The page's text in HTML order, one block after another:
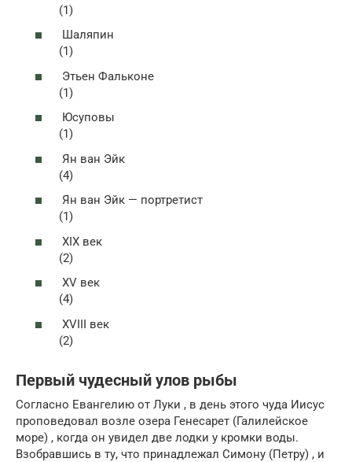
(1)
Шаляпин
(1)
Этьен Фальконе
(1)
Юсуповы
(1)
Ян ван Эйк
(4)
Ян ван Эйк — портретист
(1)
XIX век
(2)
XV век
(4)
XVIII век
(2)
Первый чудесный улов рыбы
Согласно Евангелию от Луки , в день этого чуда Иисус
проповедовал возле озера Генесарет (Галилейское
море) , когда он увидел две лодки у кромки воды.
Взобравшись в ту, что принадлежал Симону (Петру) , и